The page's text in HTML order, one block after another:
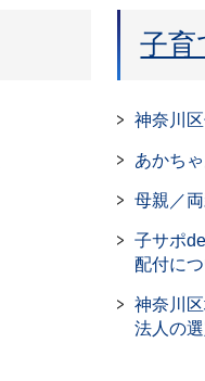
子育
神奈川
あかち
母親／
子サポ
配付に
神奈川
法人の